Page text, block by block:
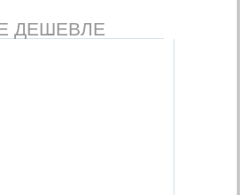
ДЕШЕВЛЕ